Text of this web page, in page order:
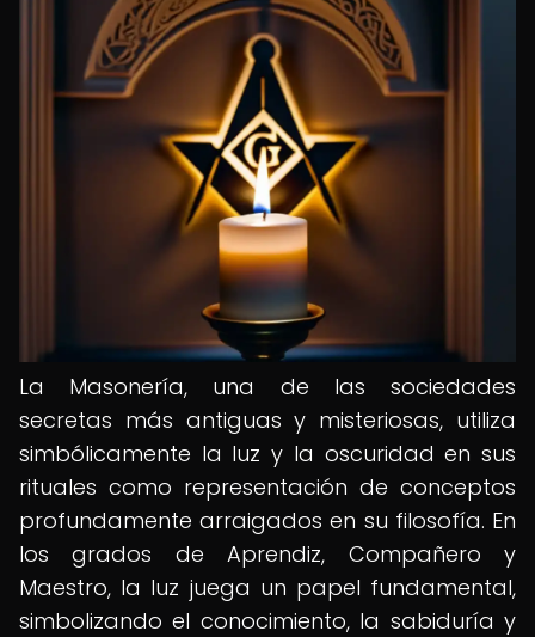
La Masonería, una de las sociedades
secretas más antiguas y misteriosas, utiliza
simbólicamente la luz y la oscuridad en sus
rituales como representación de conceptos
profundamente arraigados en su filosofía. En
los grados de Aprendiz, Compañero y
Maestro, la luz juega un papel fundamental,
simbolizando el conocimiento, la sabiduría y